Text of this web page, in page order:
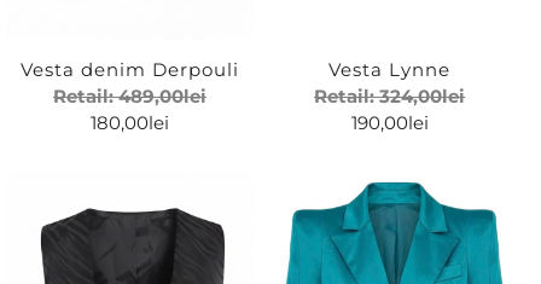
Vesta denim Derpouli
Retail:489,00lei
180,00lei
Vesta Lynne
Retail:324,00lei
190,00lei